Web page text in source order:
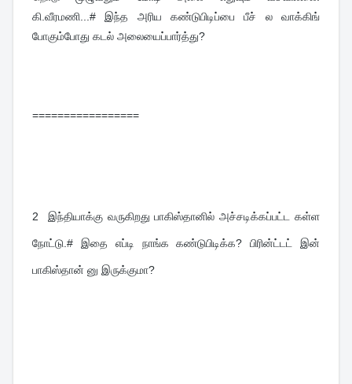
கி.வீரமணி...# இந்த அரிய கண்டுபிடிப்பை பீச் ல வாக்கிங்
போகும்போது கடல் அலையைப்பார்த்து?
=================
2 இந்தியாக்கு வருகிறது பாகிஸ்தானில் அச்சடிக்கப்பட்ட கள்ள
நோட்டு.# இதை எப்டி நாங்க கண்டுபிடிக்க? பிரின்ட்டட் இன்
பாகிஸ்தான் னு இருக்குமா?